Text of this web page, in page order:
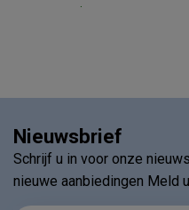
.
Nieuwsbrief
Schrijf u in voor onze
nieuwe aanbiedingen Meld